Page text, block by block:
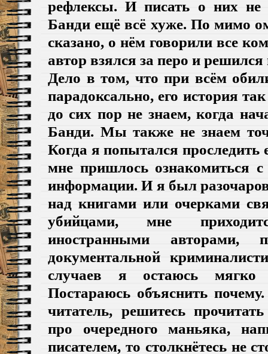
рефлексы. И писать о них не
Банди ещё всё хуже. По мимо
сказано, о нём говорили все
автор взялся за перо и
Дело в том, что при всём
парадоксально, его история
до сих пор не знаем, когда
Банди. Мы также не знаем
Когда я попытался проследить
мне пришлось ознакомиться
информации. И я был
над книгами или очерками
убийцами, мне
иностранными
документальной
случаев я остаюсь мягко
Постараюсь объяснить
читатель, решитесь
про очередного маньяка,
писателем, то столкнётесь не